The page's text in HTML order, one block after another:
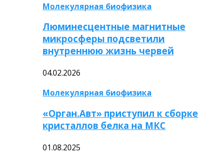
Молекулярная биофизика
Люминесцентные магнитные
микросферы подсветили
внутреннюю жизнь червей
04.02.2026
Молекулярная биофизика
«Орган.Авт» приступил к сборке
кристаллов белка на МКС
01.08.2025